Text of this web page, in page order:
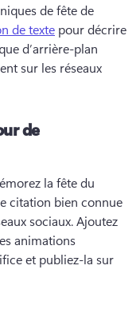
de fête de
de texte pour décrire
d’arrière-plan
sur les réseaux
de
la fête du
citation bien connue
sociaux. Ajoutez
animations
et publiez-la sur